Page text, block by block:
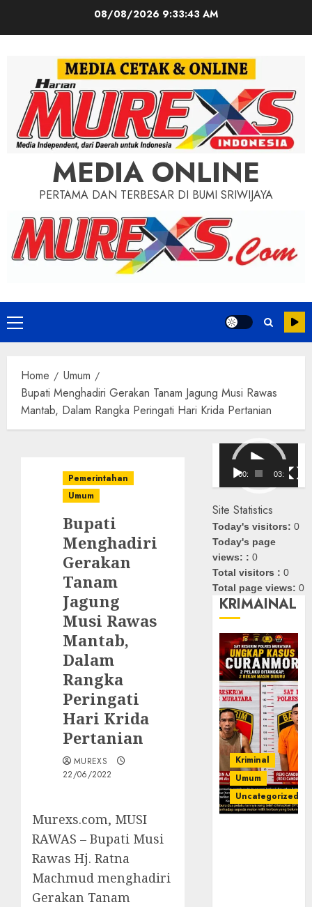
08/08/2026 9:33:45 AM
MEDIA ONLINE
PERTAMA DAN TERBESAR DI BUMI SRIWIJAYA
Primary
Menu
Home
Umum
Bupati Menghadiri Gerakan Tanam Jagung Musi Rawas
Mantab, Dalam Rangka Peringati Hari Krida Pertanian
Pemerintahan
Umum
Bupati
Menghadiri
Gerakan
Tanam
Jagung
Musi Rawas
Mantab,
Dalam
Rangka
Peringati
Hari Krida
Pertanian
MUREXS
22/06/2022
Murexs.com, MUSI
RAWAS – Bupati Musi
Rawas Hj. Ratna
Machmud menghadiri
Gerakan Tanam
Pemutar
Video
00:00 03:08
Site Statistics
Today's visitors:0
Today's page
views: :0
Total visitors :0
Total page views:0
KRIMAINAL
Kriminal
Umum
Uncategorized